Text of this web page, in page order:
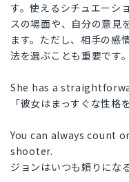
す。使えるシチュエーシ
スの場面や、自分の意見
ます。ただし、相手の感
法を選ぶことも重要です。
She has a
「彼女はまっすぐな性格
You can always count
shooter.
ジョンはいつも頼りにな